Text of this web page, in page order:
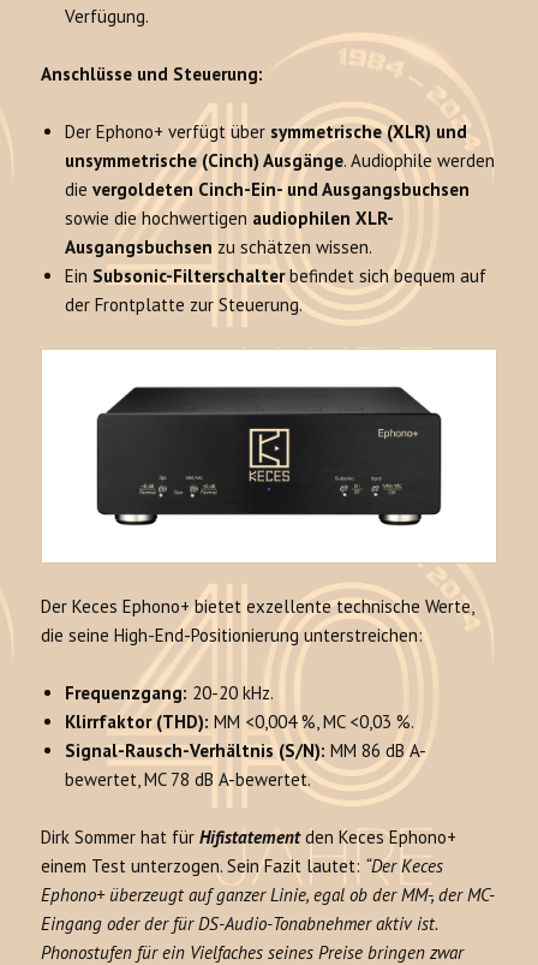
Verfügung.
Anschlüsse und Steuerung:
Der Ephono+ verfügt über symmetrische (XLR) und
unsymmetrische (Cinch) Ausgänge. Audiophile werden
dievergoldeten Cinch-Ein- und Ausgangsbuchsen
sowie die hochwertigen audiophilen XLR-
Ausgangsbuchsen zu schätzen wissen.
Ein Subsonic-Filterschalterbefindet sich bequem auf
der Frontplatte zur Steuerung.
Der Keces Ephono+ bietet exzellente technische Werte,
die seine High-End-Positionierung unterstreichen:
Frequenzgang: 20-20 kHz.
Klirrfaktor (THD): MM <0,004 %, MC <0,03 %.
Signal-Rausch-Verhältnis (S/N): MM 86 dB A-
bewertet, MC 78 dB A-bewertet.
Dirk Sommer hat fürHifistatementden Keces Ephono+
einem Test unterzogen. Sein Fazit lautet: “Der Keces
Ephono+ überzeugt auf ganzer Linie, egal ob der MM-, der MC-
Eingang oder der für DS-Audio-Tonabnehmer aktiv ist.
Phonostufen für ein Vielfaches seines Preise bringen zwar